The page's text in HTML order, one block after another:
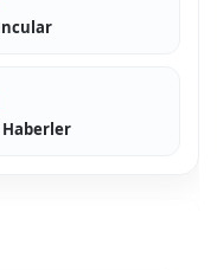
Haberler